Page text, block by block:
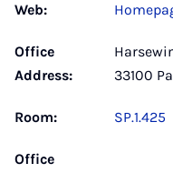
Web:
Office
Address:
33100
Room: SP.1.425
Office